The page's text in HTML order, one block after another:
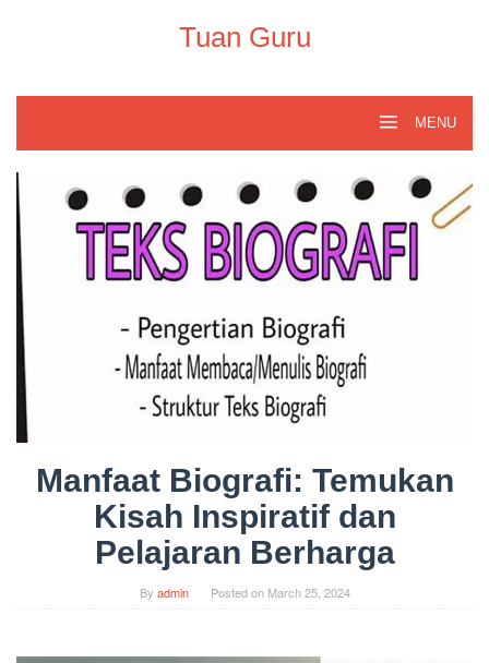
Tuan Guru
MENU
Manfaat Biografi: Temukan
Kisah Inspiratif dan
Pelajaran Berharga
By admin Posted on March 25, 2024